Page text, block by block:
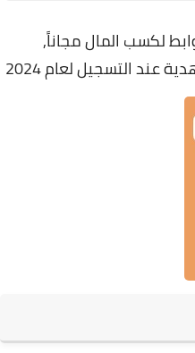
لكسب المال مجاناً,